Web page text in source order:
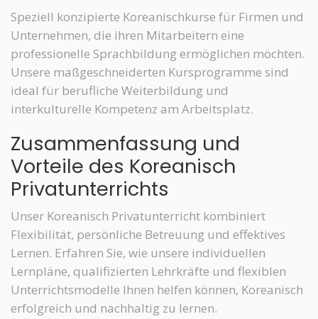
Speziell konzipierte Koreanischkurse für Firmen und
Unternehmen, die ihren Mitarbeitern eine
professionelle Sprachbildung ermöglichen möchten.
Unsere maßgeschneiderten Kursprogramme sind
ideal für berufliche Weiterbildung und
interkulturelle Kompetenz am Arbeitsplatz.
Zusammenfassung und
Vorteile des Koreanisch
Privatunterrichts
Unser Koreanisch Privatunterricht kombiniert
Flexibilität, persönliche Betreuung und effektives
Lernen. Erfahren Sie, wie unsere individuellen
Lernpläne, qualifizierten Lehrkräfte und flexiblen
Unterrichtsmodelle Ihnen helfen können, Koreanisch
erfolgreich und nachhaltig zu lernen.